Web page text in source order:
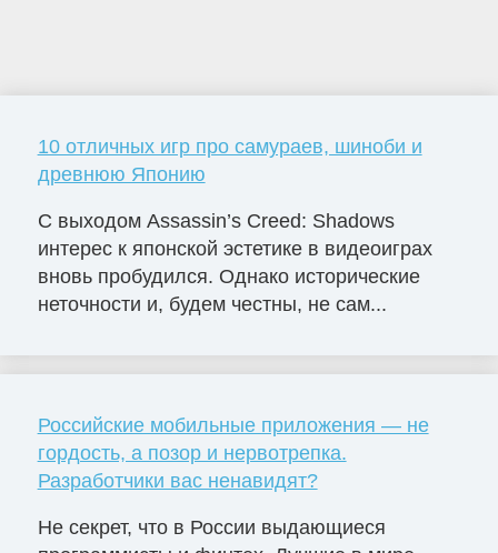
10 отличных игр про самураев, шиноби и
древнюю Японию
С выходом Assassin’s Creed: Shadows
интерес к японской эстетике в видеоиграх
вновь пробудился. Однако исторические
неточности и, будем честны, не сам...
Российские мобильные приложения — не
гордость, а позор и нервотрепка.
Разработчики вас ненавидят?
Не секрет, что в России выдающиеся